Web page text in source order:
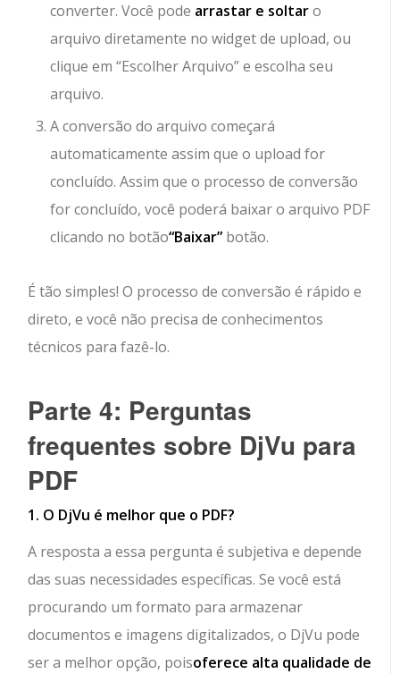
converter. Você pode arrastar e soltaro
arquivo diretamente no widget de upload, ou
clique em “Escolher Arquivo” e escolha seu
arquivo.
A conversão do arquivo começará
automaticamente assim que o upload for
concluído. Assim que o processo de conversão
for concluído, você poderá baixar o arquivo PDF
clicando no botão“Baixar” botão.
É tão simples! O processo de conversão é rápido e
direto, e você não precisa de conhecimentos
técnicos para fazê-lo.
Parte 4: Perguntas
frequentes sobre DjVu para
PDF
1. O DjVu é melhor que o PDF?
A resposta a essa pergunta é subjetiva e depende
das suas necessidades específicas. Se você está
procurando um formato para armazenar
documentos e imagens digitalizados, o DjVu pode
ser a melhor opção, poisoferece alta qualidade de